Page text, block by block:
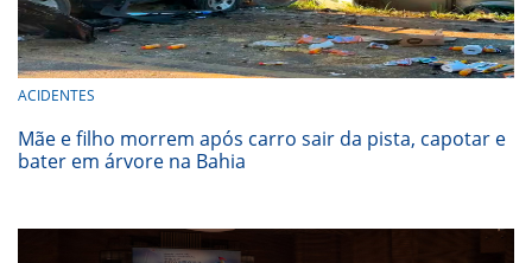
ACIDENTES
Mãe e filho morrem após carro sair da pista, capotar e
bater em árvore na Bahia